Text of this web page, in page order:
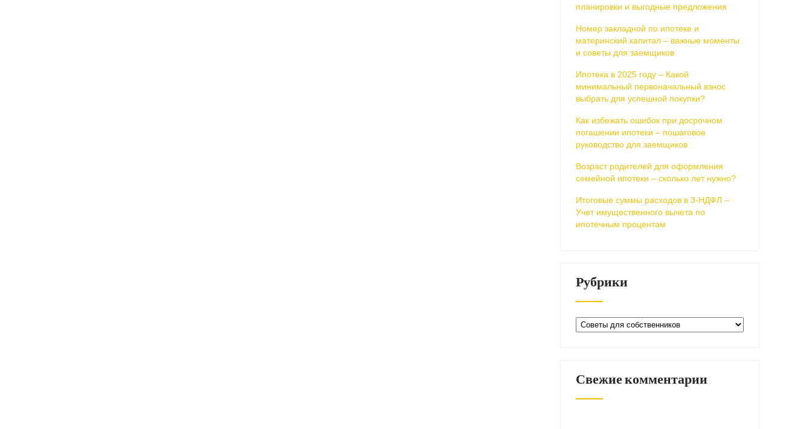
планировки и выгодные предложения
Номер закладной по ипотеке и
материнский капитал – важные моменты
и советы для заемщиков
Ипотека в 2025 году – Какой
минимальный первоначальный взнос
выбрать для успешной покупки?
Как избежать ошибок при досрочном
погашении ипотеки – пошаговое
руководство для заемщиков
Возраст родителей для оформления
семейной ипотеки – сколько лет нужно?
Итоговые суммы расходов в 3-НДФЛ –
Учет имущественного вычета по
ипотечным процентам
Рубрики
Рубрики
Свежие комментарии